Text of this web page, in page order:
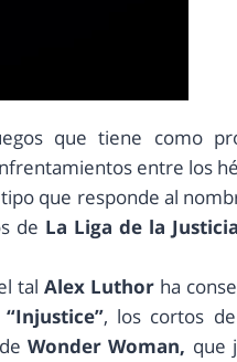
que tiene como
entre los
que responde al
de La Liga de la
tal Alex Luthor ha
“Injustice”, los cortos de
deWonder Woman, que